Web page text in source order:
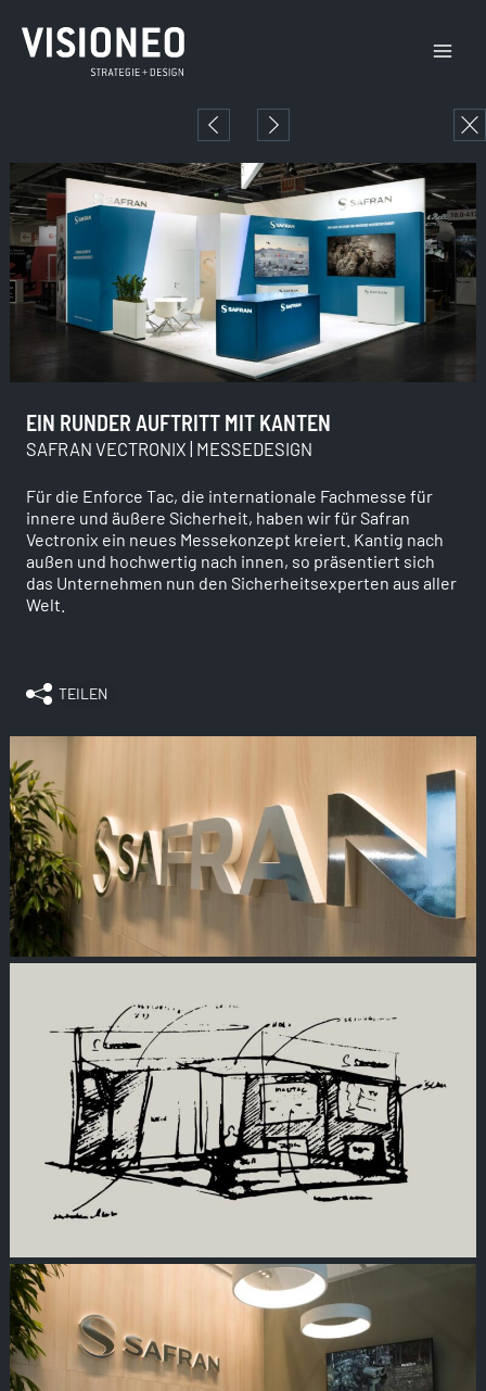
Inhalt
springen
Menu
EIN RUNDER AUFTRITT MIT KANTEN
SAFRAN VECTRONIX | MESSEDESIGN
Für die Enforce Tac, die internationale Fachmesse für
innere und äußere Sicherheit, haben wir für Safran
Vectronix ein neues Messekonzept kreiert. Kantig nach
außen und hochwertig nach innen, so präsentiert sich
das Unternehmen nun den Sicherheitsexperten aus aller
Welt.
TEILEN